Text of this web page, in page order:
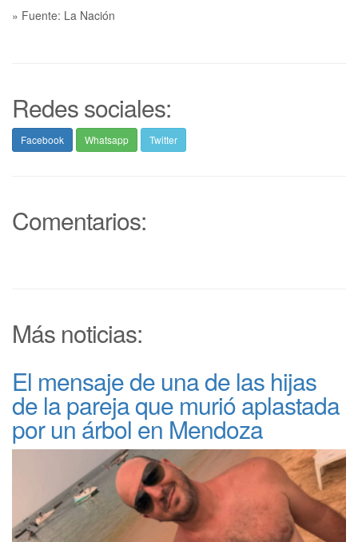
» Fuente: La Nación
Redes sociales:
Facebook Whatsapp Twitter
Comentarios:
Más noticias:
El mensaje de una de las hijas
de la pareja que murió aplastada
por un árbol en Mendoza